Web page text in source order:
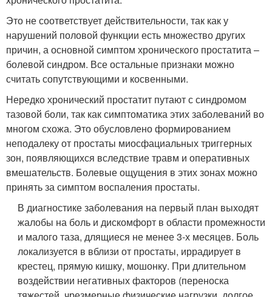
Это не соответствует действительности, так как у
нарушений половой функции есть множество других
причин, а основной симптом хронического простатита –
болевой синдром. Все остальные признаки можно
считать сопутствующими и косвенными.
Нередко хронический простатит путают с синдромом
тазовой боли, так как симптоматика этих заболеваний во
многом схожа. Это обусловлено формированием
неподалеку от простаты миосфациальных триггерных
зон, появляющихся вследствие травм и оперативных
вмешательств. Болевые ощущения в этих зонах можно
принять за симптом воспаления простаты.
В диагностике заболевания на первый план выходят
жалобы на боль и дискомфорт в области промежности
и малого таза, длящиеся не менее 3-х месяцев. Боль
локализуется в вблизи от простаты, иррадирует в
крестец, прямую кишку, мошонку. При длительном
воздействии негативных факторов (переноска